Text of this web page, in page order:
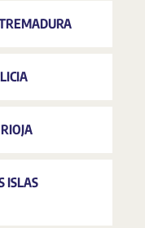
ISLAS